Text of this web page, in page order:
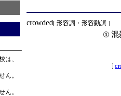
、
ん。
ん。
crowded[ 形容詞・形容動詞 ]
① 混
[